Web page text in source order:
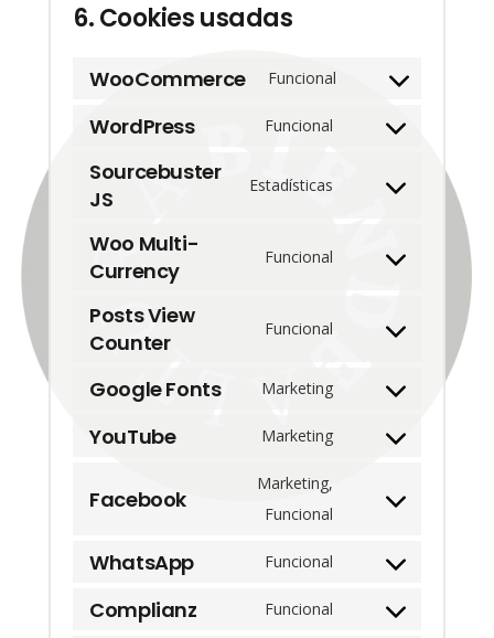
6. Cookies usadas
WooCommerce Funcional
Consent
woocommerce
WordPress Funcional
Consent
service
Sourcebuster
JS
Estadísticas
Consent
service
Woo Multi-
Currency
Funcional
Consent
service
multi-
Posts View
Counter
Funcional
Consent
service
posts-
counter
Google Fonts Marketing
Consent
google-
YouTube Marketing
Consent
service
Facebook
Marketing,
Funcional
Consent
service
facebook
WhatsApp Funcional
Consent
Complianz Funcional
Consent